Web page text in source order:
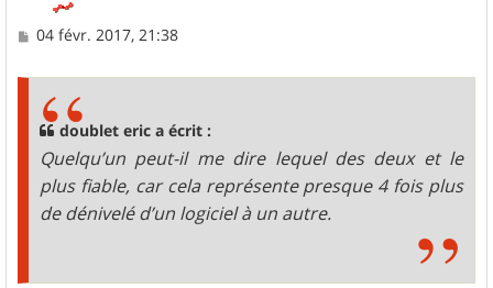
M
04 févr. 2017, 21:38
doublet eric a écrit :
Quelqu’un peut-il me dire lequel des deux et le
plus fiable, car cela représente presque 4 fois plus
de dénivelé d’un logiciel à un autre.